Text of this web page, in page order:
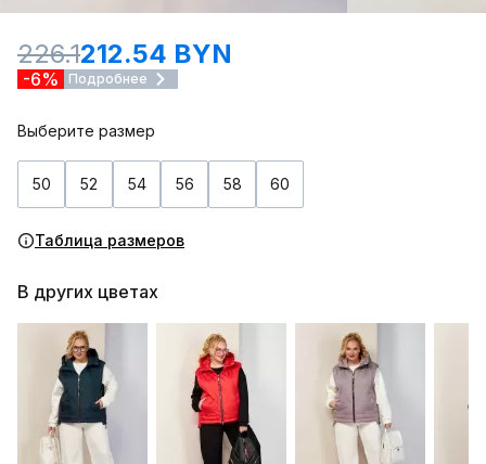
226.1212.54 BYN
-6% Подробнее
Выберите размер
50 52 54 56 58 60
Таблица размеров
В других цветах